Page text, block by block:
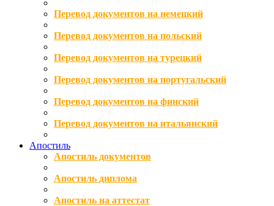
Перевод документов на немецкий
Перевод документов на польский
Перевод документов на турецкий
Перевод документов на португальский
Перевод документов на финский
Перевод документов на итальянский
Апостиль
Апостиль документов
Апостиль диплома
Апостиль на аттестат